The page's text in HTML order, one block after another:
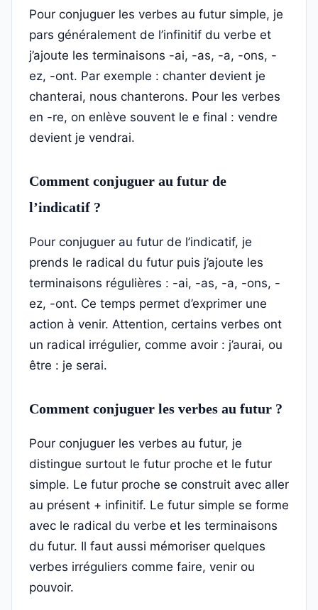
Pour conjuguer les verbes au futur simple, je
pars généralement de l’infinitif du verbe et
j’ajoute les terminaisons -ai, -as, -a, -ons, -
ez, -ont. Par exemple : chanter devient je
chanterai, nous chanterons. Pour les verbes
en -re, on enlève souvent le e final : vendre
devient je vendrai.
Comment conjuguer au futur de
l’indicatif ?
Pour conjuguer au futur de l’indicatif, je
prends le radical du futur puis j’ajoute les
terminaisons régulières : -ai, -as, -a, -ons, -
ez, -ont. Ce temps permet d’exprimer une
action à venir. Attention, certains verbes ont
un radical irrégulier, comme avoir : j’aurai, ou
être : je serai.
Comment conjuguer les verbes au futur ?
Pour conjuguer les verbes au futur, je
distingue surtout le futur proche et le futur
simple. Le futur proche se construit avec aller
au présent + infinitif. Le futur simple se forme
avec le radical du verbe et les terminaisons
du futur. Il faut aussi mémoriser quelques
verbes irréguliers comme faire, venir ou
pouvoir.